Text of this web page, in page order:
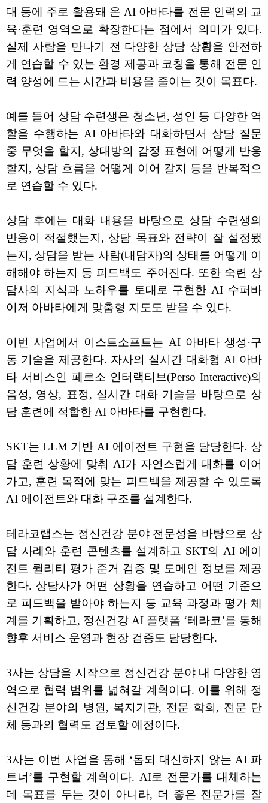
대 등에 주로 활용돼 온 AI 아바타를 전문 인력의 교
육·훈련 영역으로 확장한다는 점에서 의미가 있다.
실제 사람을 만나기 전 다양한 상담 상황을 안전하
게 연습할 수 있는 환경 제공과 코칭을 통해 전문 인
력 양성에 드는 시간과 비용을 줄이는 것이 목표다.
예를 들어 상담 수련생은 청소년, 성인 등 다양한 역
할을 수행하는 AI 아바타와 대화하면서 상담 질문
중 무엇을 할지, 상대방의 감정 표현에 어떻게 반응
할지, 상담 흐름을 어떻게 이어 갈지 등을 반복적으
로 연습할 수 있다.
상담 후에는 대화 내용을 바탕으로 상담 수련생의
반응이 적절했는지, 상담 목표와 전략이 잘 설정됐
는지, 상담을 받는 사람(내담자)의 상태를 어떻게 이
해해야 하는지 등 피드백도 주어진다. 또한 숙련 상
담사의 지식과 노하우를 토대로 구현한 AI 수퍼바
이저 아바타에게 맞춤형 지도도 받을 수 있다.
이번 사업에서 이스트소프트는 AI 아바타 생성·구
동 기술을 제공한다. 자사의 실시간 대화형 AI 아바
타 서비스인 페르소 인터랙티브(Perso Interactive)의
음성, 영상, 표정, 실시간 대화 기술을 바탕으로 상
담 훈련에 적합한 AI 아바타를 구현한다.
SKT는 LLM 기반 AI 에이전트 구현을 담당한다. 상
담 훈련 상황에 맞춰 AI가 자연스럽게 대화를 이어
가고, 훈련 목적에 맞는 피드백을 제공할 수 있도록
AI 에이전트와 대화 구조를 설계한다.
테라코랩스는 정신건강 분야 전문성을 바탕으로 상
담 사례와 훈련 콘텐츠를 설계하고 SKT의 AI 에이
전트 퀄리티 평가 준거 검증 및 도메인 정보를 제공
한다. 상담사가 어떤 상황을 연습하고 어떤 기준으
로 피드백을 받아야 하는지 등 교육 과정과 평가 체
계를 기획하고, 정신건강 AI 플랫폼 ‘테라코’를 통해
향후 서비스 운영과 현장 검증도 담당한다.
3사는 상담을 시작으로 정신건강 분야 내 다양한 영
역으로 협력 범위를 넓혀갈 계획이다. 이를 위해 정
신건강 분야의 병원, 복지기관, 전문 학회, 전문 단
체 등과의 협력도 검토할 예정이다.
3사는 이번 사업을 통해 ‘돕되 대신하지 않는 AI 파
트너’를 구현할 계획이다. AI로 전문가를 대체하는
데 목표를 두는 것이 아니라, 더 좋은 전문가를 잘